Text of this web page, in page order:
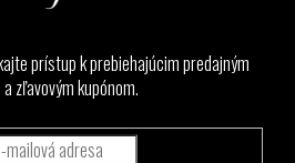
prístup k prebiehajúcim predajným
zľavovým kupónom.